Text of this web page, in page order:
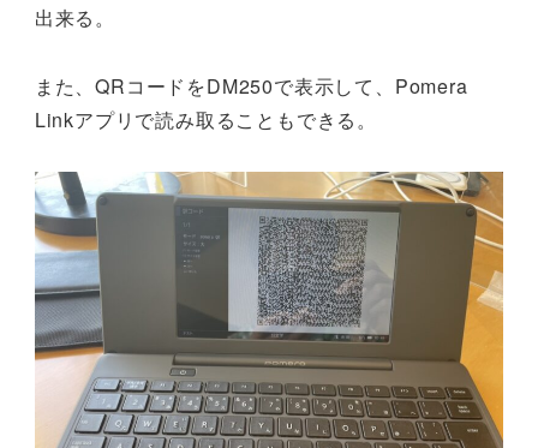
出来る。
また、QRコードをDM250で表示して、Pomera
Linkアプリで読み取ることもできる。